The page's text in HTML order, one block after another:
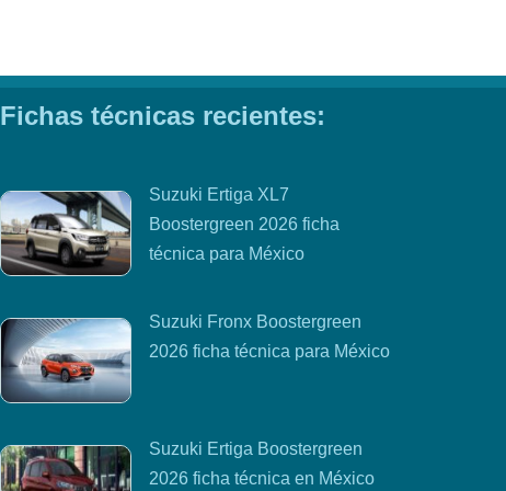
Fichas técnicas recientes:
Suzuki Ertiga XL7
Boostergreen 2026 ficha
técnica para México
Suzuki Fronx Boostergreen
2026 ficha técnica para México
Suzuki Ertiga Boostergreen
2026 ficha técnica en México